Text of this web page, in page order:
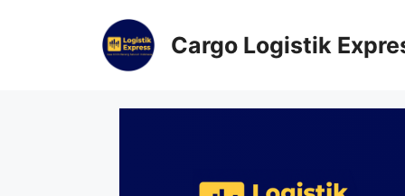
Cargo Logistik